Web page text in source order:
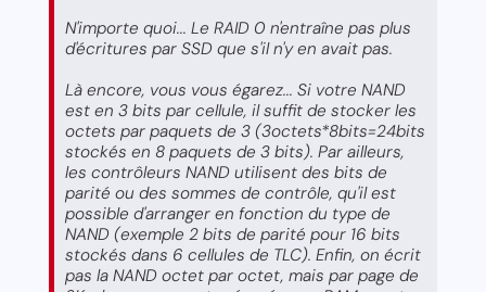
N'importe quoi... Le RAID 0 n'entraîne pas plus
d'écritures par SSD que s'il n'y en avait pas.
Là encore, vous vous égarez... Si votre NAND
est en 3 bits par cellule, il suffit de stocker les
octets par paquets de 3 (3octets*8bits=24bits
stockés en 8 paquets de 3 bits). Par ailleurs,
les contrôleurs NAND utilisent des bits de
parité ou des sommes de contrôle, qu'il est
possible d'arranger en fonction du type de
NAND (exemple 2 bits de parité pour 16 bits
stockés dans 6 cellules de TLC). Enfin, on écrit
pas la NAND octet par octet, mais par page de